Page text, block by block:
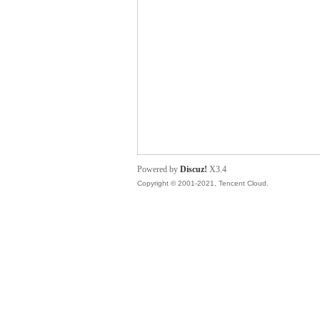
Powered by Discuz! X3.4
Copyright © 2001-2021, Tencent Cloud.